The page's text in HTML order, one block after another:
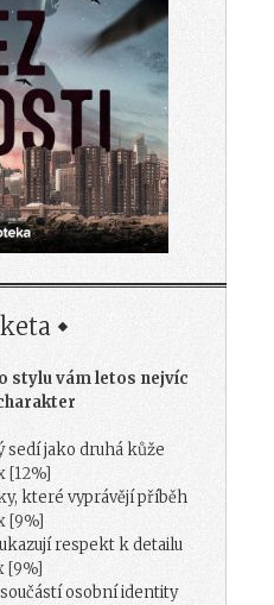
stylu vám letos nejvíc
jako druhá kůže
[12%]
které vyprávějí příběh
[9%]
respekt k detailu
[9%]
osobní identity